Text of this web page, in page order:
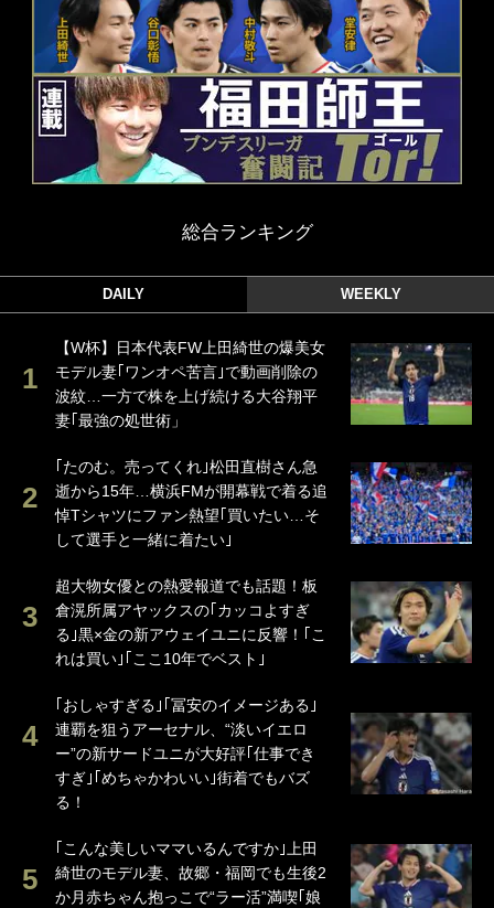
総合ランキング
DAILY WEEKLY
【W杯】日本代表FW上田綺世の爆美女
モデル妻｢ワンオペ苦言｣で動画削除の
波紋…一方で株を上げ続ける大谷翔平
妻｢最強の処世術」
｢たのむ。売ってくれ｣松田直樹さん急
逝から15年…横浜FMが開幕戦で着る追
悼Tシャツにファン熱望｢買いたい…そ
して選手と一緒に着たい｣
超大物女優との熱愛報道でも話題！板
倉滉所属アヤックスの｢カッコよすぎ
る｣黒×金の新アウェイユニに反響！｢こ
れは買い｣｢ここ10年でベスト｣
｢おしゃすぎる｣｢冨安のイメージある｣
連覇を狙うアーセナル、“淡いイエロ
ー”の新サードユニが大好評｢仕事でき
すぎ｣｢めちゃかわいい｣街着でもバズ
る！
｢こんな美しいママいるんですか｣上田
綺世のモデル妻、故郷・福岡でも生後2
か月赤ちゃん抱っこで“ラー活”満喫｢娘